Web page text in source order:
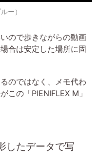
ー）
ので歩きながらの動画
合は安定した場所に固
のではなく、メモ代わ
この「PIENIFLEX M」
したデータで写